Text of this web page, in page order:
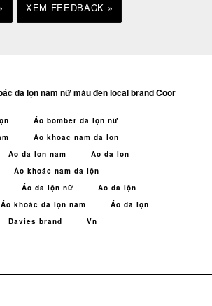
XEM FEEDBACK »
da lộn nam nữ màu đen local brand Coor
Áo bomber da lộn nữ
Ao khoac nam da lon
Ao da lon nam
Ao da lon
Áo khoác nam da lộn
Áo da lộn nữ
Ao da lộn
Áo khoác da lộn nam
Áo da lộn
Davies brand Vn